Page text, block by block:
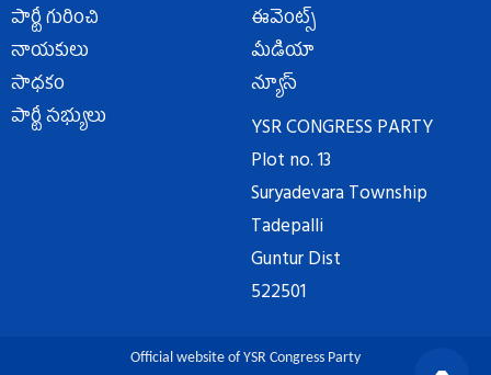
పార్టీ గురించి
నాయకులు
సాధకం
పార్టీ సభ్యులు
ఈవెంట్స్
మీడియా
న్యూస్
YSR CONGRESS PARTY
Plot no. 13
Suryadevara Township
Tadepalli
Guntur Dist
522501
Official website of YSR Congress Party